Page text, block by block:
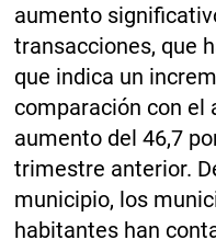
aumento
transacciones, que
que indica un
comparación con el
aumento del 46,7
trimestre anterior.
municipio, los
habitantes han